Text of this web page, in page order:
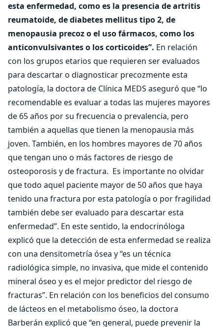
esta enfermedad, como es la presencia de artritis
reumatoide, de diabetes mellitus tipo 2, de
menopausia precoz o el uso fármacos, como los
anticonvulsivantes o los corticoides”. En relación
con los grupos etarios que requieren ser evaluados
para descartar o diagnosticar precozmente esta
patología, la doctora de Clínica MEDS aseguró que “lo
recomendable es evaluar a todas las mujeres mayores
de 65 años por su frecuencia o prevalencia, pero
también a aquellas que tienen la menopausia más
joven. También, en los hombres mayores de 70 años
que tengan uno o más factores de riesgo de
osteoporosis y de fractura. Es importante no olvidar
que todo aquel paciente mayor de 50 años que haya
tenido una fractura por esta patología o por fragilidad
también debe ser evaluado para descartar esta
enfermedad”. En este sentido, la endocrinóloga
explicó que la detección de esta enfermedad se realiza
con una densitometría ósea y “es un técnica
radiológica simple, no invasiva, que mide el contenido
mineral óseo y es el mejor predictor del riesgo de
fracturas”. En relación con los beneficios del consumo
de lácteos en el metabolismo óseo, la doctora
Barberán explicó que “en general, puede prevenir la